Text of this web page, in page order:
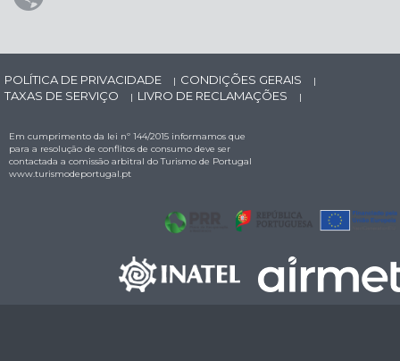
POLÍTICA DE PRIVACIDADE | CONDIÇÕES GERAIS |
TAXAS DE SERVIÇO | LIVRO DE RECLAMAÇÕES |
Em cumprimento da lei nº 144/2015 informamos que
para a resolução de conflitos de consumo deve ser
contactada a comissão arbitral do Turismo de Portugal
www.turismodeportugal.pt